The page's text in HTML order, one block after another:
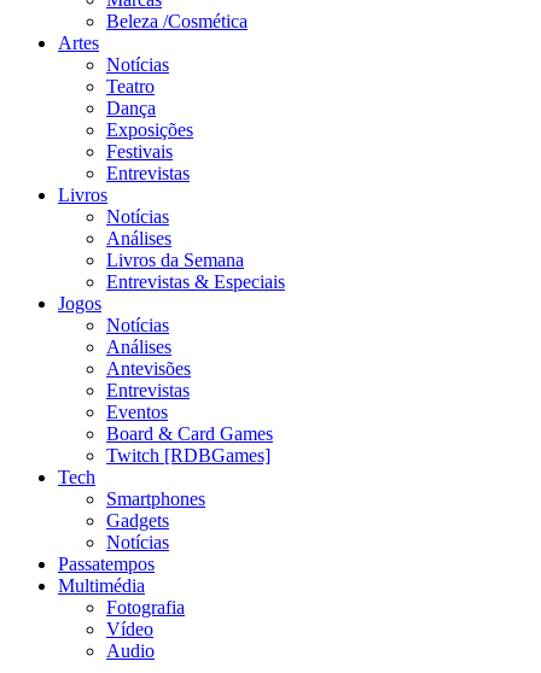
Beleza /Cosmética
Artes
Notícias
Teatro
Dança
Exposições
Festivais
Entrevistas
Livros
Notícias
Análises
Livros da Semana
Entrevistas & Especiais
Jogos
Notícias
Análises
Antevisões
Entrevistas
Eventos
Board & Card Games
Twitch [RDBGames]
Tech
Smartphones
Gadgets
Notícias
Passatempos
Multimédia
Fotografia
Vídeo
Audio